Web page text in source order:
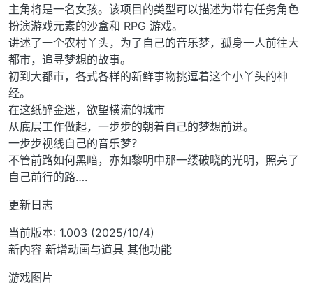
主角将是一名女孩。该项目的类型可以描述为带有任务角色
扮演游戏元素的沙盒和 RPG 游戏。
讲述了一个农村丫头，为了自己的音乐梦，孤身一人前往大
都市，追寻梦想的故事。
初到大都市，各式各样的新鲜事物挑逗着这个小丫头的神
经。
在这纸醉金迷，欲望横流的城市
从底层工作做起，一步步的朝着自己的梦想前进。
一步步视线自己的音乐梦？
不管前路如何黑暗，亦如黎明中那一缕破晓的光明，照亮了
自己前行的路….
更新日志
当前版本: 1.003 (2025/10/4)
新内容 新增动画与道具 其他功能
游戏图片